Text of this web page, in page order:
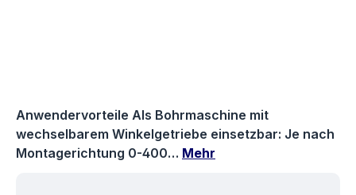
Anwendervorteile Als Bohrmaschine mit
wechselbarem Winkelgetriebe einsetzbar: Je nach
Montagerichtung 0-400… Mehr